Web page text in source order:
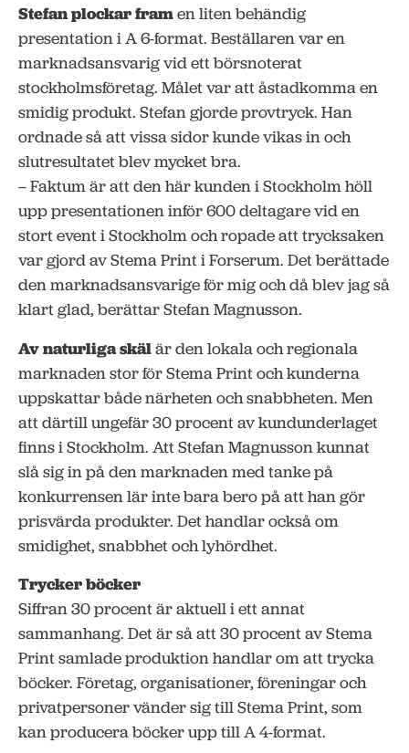
Stefan plockar framen liten behändig
presentation i A 6-format. Beställaren var en
marknadsansvarig vid ett börsnoterat
stockholmsföretag. Målet var att åstadkomma en
smidig produkt. Stefan gjorde provtryck. Han
ordnade så att vissa sidor kunde vikas in och
slutresultatet blev mycket bra.
– Faktum är att den här kunden i Stockholm höll
upp presentationen inför 600 deltagare vid en
stort event i Stockholm och ropade att trycksaken
var gjord av Stema Print i Forserum. Det berättade
den marknadsansvarige för mig och då blev jag så
klart glad, berättar Stefan Magnusson.
Av naturliga skälär den lokala och regionala
marknaden stor för Stema Print och kunderna
uppskattar både närheten och snabbheten. Men
att därtill ungefär 30 procent av kundunderlaget
finns i Stockholm. Att Stefan Magnusson kunnat
slå sig in på den marknaden med tanke på
konkurrensen lär inte bara bero på att han gör
prisvärda produkter. Det handlar också om
smidighet, snabbhet och lyhördhet.
Trycker böcker
Siffran 30 procent är aktuell i ett annat
sammanhang. Det är så att 30 procent av Stema
Print samlade produktion handlar om att trycka
böcker. Företag, organisationer, föreningar och
privatpersoner vänder sig till Stema Print, som
kan producera böcker upp till A 4-format.